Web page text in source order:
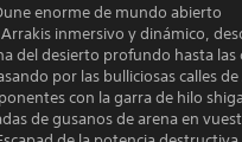
enorme de mundo abierto
inmersivo y dinámico,
del desierto profundo hasta las
por las bulliciosas calles
con la garra de hilo
de gusanos de arena en